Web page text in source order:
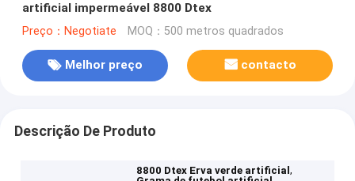
artificial impermeável 8800 Dtex
Preço：Negotiate MOQ：500 metros quadrados
Melhor preço contacto
Descrição De Produto
8800 Dtex Erva verde artificial,